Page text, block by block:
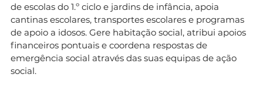
de escolas do 1.º ciclo e jardins de infância, apoia
cantinas escolares, transportes escolares e programas
de apoio a idosos. Gere habitação social, atribui apoios
financeiros pontuais e coordena respostas de
emergência social através das suas equipas de ação
social.